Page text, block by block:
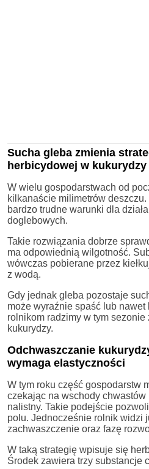
Sucha gleba zmienia
herbicydowej w kukurydzy
W wielu gospodarstwach od
kilkanaście milimetrów
bardzo trudne warunki dla
doglebowych.
Takie rozwiązania dobrze
ma odpowiednią wilgotność.
wówczas pobierane przez
z wodą.
Gdy jednak gleba pozostaje
może wyraźnie spaść lub
rolnikom radzimy w tym
kukurydzy.
Odchwaszczanie
wymaga elastyczności
W tym roku część gospodarstw
czekając na wschody
nalistny. Takie podejście
polu. Jednocześnie rolnik widzi
zachwaszczenie oraz fazę
W taką strategię wpisuje się
Środek zawiera trzy substancje